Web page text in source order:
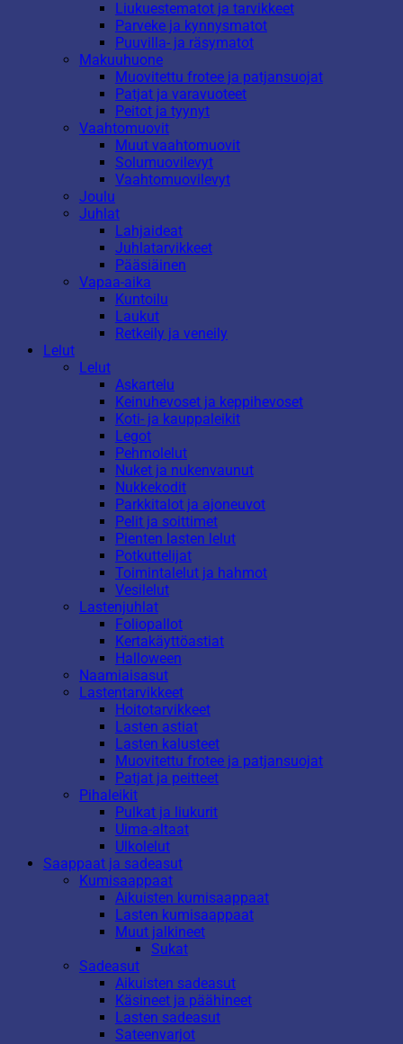
Liukuestematot ja tarvikkeet
Parveke ja kynnysmatot
Puuvilla- ja räsymatot
Makuuhuone
Muovitettu frotee ja patjansuojat
Patjat ja varavuoteet
Peitot ja tyynyt
Vaahtomuovit
Muut vaahtomuovit
Solumuovilevyt
Vaahtomuovilevyt
Joulu
Juhlat
Lahjaideat
Juhlatarvikkeet
Pääsiäinen
Vapaa-aika
Kuntoilu
Laukut
Retkeily ja veneily
Lelut
Lelut
Askartelu
Keinuhevoset ja keppihevoset
Koti- ja kauppaleikit
Legot
Pehmolelut
Nuket ja nukenvaunut
Nukkekodit
Parkkitalot ja ajoneuvot
Pelit ja soittimet
Pienten lasten lelut
Potkuttelijat
Toimintalelut ja hahmot
Vesilelut
Lastenjuhlat
Foliopallot
Kertakäyttöastiat
Halloween
Naamiaisasut
Lastentarvikkeet
Hoitotarvikkeet
Lasten astiat
Lasten kalusteet
Muovitettu frotee ja patjansuojat
Patjat ja peitteet
Pihaleikit
Pulkat ja liukurit
Uima-altaat
Ulkolelut
Saappaat ja sadeasut
Kumisaappaat
Aikuisten kumisaappaat
Lasten kumisaappaat
Muut jalkineet
Sukat
Sadeasut
Aikuisten sadeasut
Käsineet ja päähineet
Lasten sadeasut
Sateenvarjot